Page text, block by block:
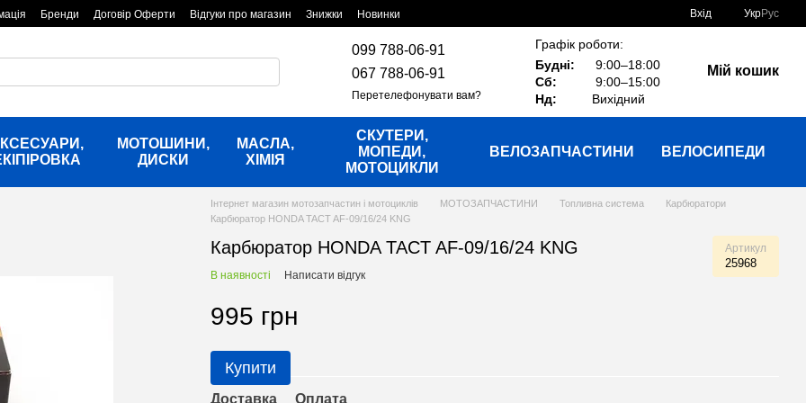
Бренди Договір Оферти Відгуки про магазин Знижки Новинки Вхід УкрРус
099 788-06-91
067 788-06-91
Перетелефонувати вам?
Графік роботи:
Будні:
9:00–18:00
Сб:
9:00–15:00
Нд:
Вихідний
Мій кошик
МОТОШИНИ,
ДИСКИ
МАСЛА,
ХІМІЯ
СКУТЕРИ,
МОПЕДИ,
МОТОЦИКЛИ
ВЕЛОЗАПЧАСТИНИ ВЕЛОСИПЕДИ
Інтернет магазин мотозапчастин і мотоциклів МОТОЗАПЧАСТИНИ Топливна система
Карбюратори
Карбюратор HONDA TACT AF-09/16/24 KNG
Карбюратор HONDA TACT AF-09/16/24 KNG Артикул
25968
В наявності Написати відгук
995 грн
Купити
Доставка Оплата